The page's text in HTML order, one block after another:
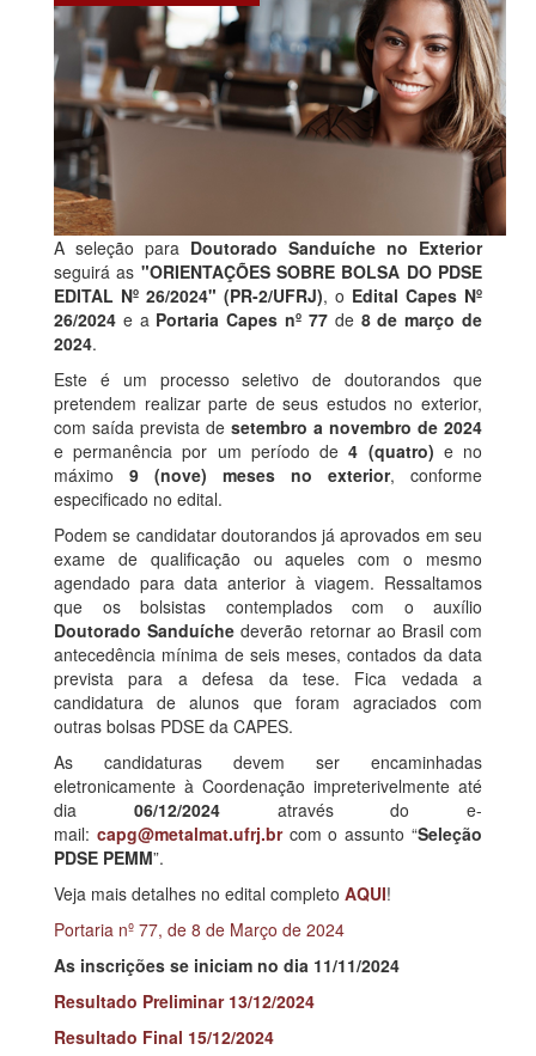
A seleção para Doutorado Sanduíche no Exterior
seguirá as "ORIENTAÇÕES SOBRE BOLSA DO PDSE
EDITAL Nº 26/2024" (PR-2/UFRJ), o Edital Capes Nº
26/2024 e a Portaria Capes nº 77de 8 de março de
2024.
Este é um processo seletivo de doutorandos que
pretendem realizar parte de seus estudos no exterior,
com saída prevista de setembro a novembro de 2024
e permanência por um período de4 (quatro) e no
máximo 9 (nove) meses no exterior, conforme
especificado no edital.
Podem se candidatar doutorandos já aprovados em seu
exame de qualificação ou aqueles com o mesmo
agendado para data anterior à viagem. Ressaltamos
que os bolsistas contemplados com o auxílio
Doutorado Sanduíche deverão retornar ao Brasil com
antecedência mínima de seis meses, contados da data
prevista para a defesa da tese. Fica vedada a
candidatura de alunos que foram agraciados com
outras bolsas PDSE da CAPES.
As candidaturas devem ser encaminhadas
eletronicamente à Coordenação impreterivelmente até
dia 06/12/2024através do e-
mail: capg@metalmat.ufrj.br com o assunto “Seleção
PDSE PEMM”.
Veja mais detalhes no edital completo AQUI!
Portaria nº 77, de 8 de Março de 2024
As inscrições se iniciam no dia 11/11/2024
Resultado Preliminar 13/12/2024
Resultado Final 15/12/2024